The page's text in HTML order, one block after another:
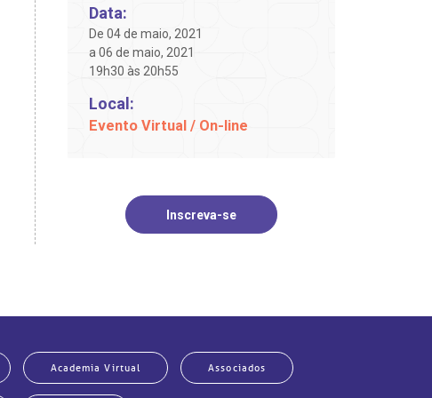
Data:
De 04 de maio, 2021
a 06 de maio, 2021
19h30 às 20h55
Local:
Evento Virtual / On-line
Inscreva-se
Academia Virtual Associados